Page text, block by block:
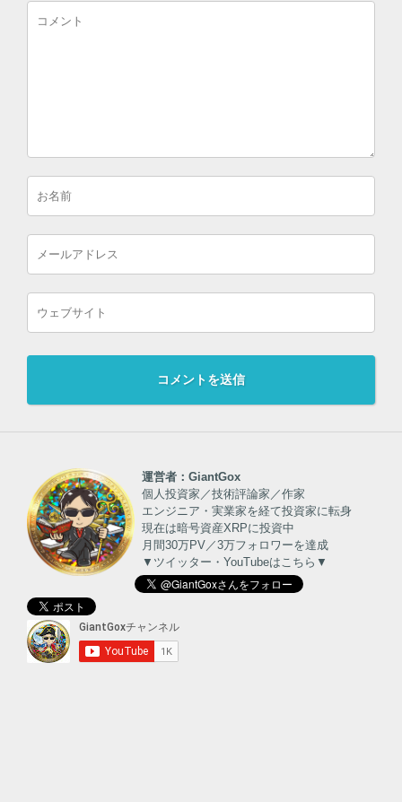
運営者：GiantGox
個人投資家／技術評論家／作家
エンジニア・実業家を経て投資家に転身
現在は暗号資産XRPに投資中
月間30万PV／3万フォロワーを達成
▼ツイッター・YouTubeはこちら▼